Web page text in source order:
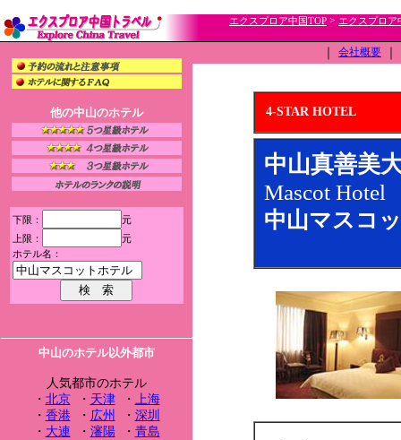
エクスプロア中国TOP > エクスプロア
他の中山のホテル
下限：
元
上限：
元
ホテル名：
中山のホテル以外都市
人気都市のホテル
・ 北京・ 天津・ 上海
・ 香港・ 広州 ・ 深圳
・ 大連 ・ 瀋陽・ 青島
会社概要
4-STAR HOTEL
中山真善美
Mascot Hotel
中山マスコ